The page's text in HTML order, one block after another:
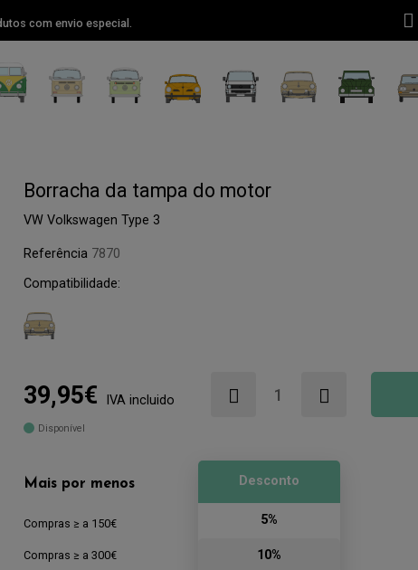
com envio especial.
Borracha da tampa do motor
VW Volkswagen Type 3
Referência 7870
Compatibilidade:
39,95€ IVA incluido
Disponível
Mais por menos
Compras ≥ a 150€
Compras ≥ a 300€
Desconto
5%
10%